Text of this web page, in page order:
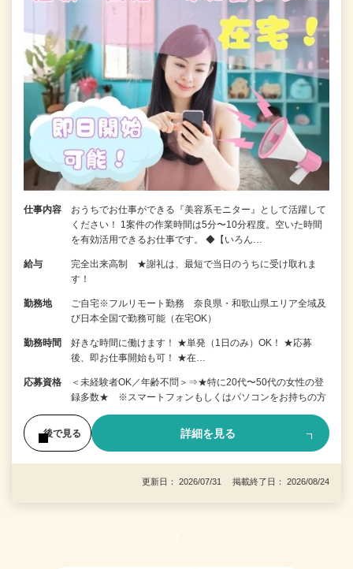
仕事内容
おうちでお仕事ができる『美容系モニター』として活躍して
ください！ 1案件の作業時間は5分〜10分程度。空いた時間
を有効活用できるお仕事です。 ◆【いろん…
給与
完全出来高制 ★謝礼は、最短で当日のうちに受け取れま
す！
勤務地
ご自宅※フルリモート勤務 奈良県・和歌山県エリア全域及
び日本全国で勤務可能（在宅OK）
勤務時間
好きな時間に働けます！ ★単発（1日のみ）OK！ ★応募
後、即お仕事開始も可！ ★在…
応募資格
＜未経験者OK／年齢不問＞⇒★特に20代〜50代の女性の登
録多数★ ※スマートフォンもしくはパソコンをお持ちの方
後で見る 詳細を見る
更新日： 2026/07/31 掲載終了日： 2026/08/24
1